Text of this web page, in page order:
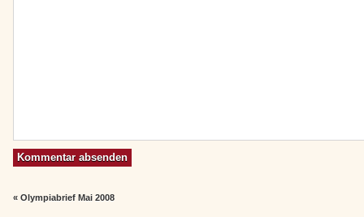
«Olympiabrief Mai 2008